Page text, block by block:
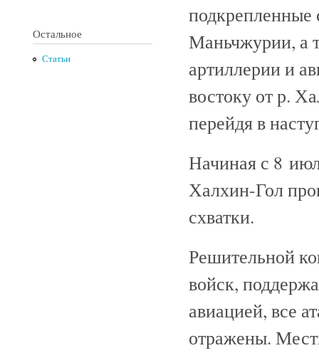
Остальное
Статьи
Маньчжурии, а
артиллерии и
востоку от р.
перейдя в
Начиная с 8
Халхин-Гол
схватки.
Решительной
войск,
авиацией, все
отражены.